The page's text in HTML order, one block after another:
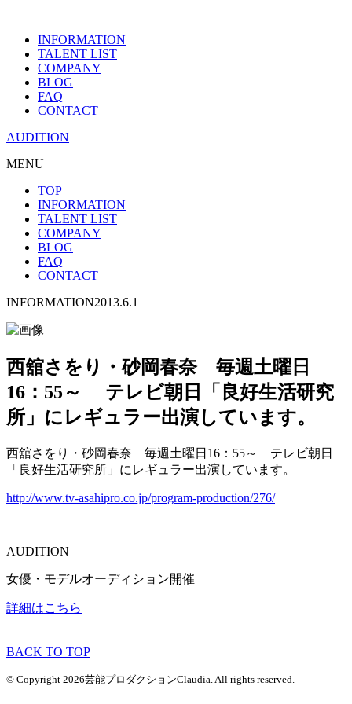
INFORMATION
TALENT LIST
COMPANY
BLOG
FAQ
CONTACT
AUDITION
MENU
TOP
INFORMATION
TALENT LIST
COMPANY
BLOG
FAQ
CONTACT
INFORMATION2013.6.1
西舘さをり・砂岡春奈 毎週土曜日
16：55～ テレビ朝日「良好生活研究
所」にレギュラー出演しています。
西舘さをり・砂岡春奈 毎週土曜日16：55～
テレビ朝日
「良好生活研究所」にレギュラー出演しています。
http://www.tv-asahipro.co.jp/program-production/276/
AUDITION
女優・モデルオーディション開催
詳細はこちら
BACK TO TOP
© Copyright 2026芸能プロダクションClaudia. All rights reserved.